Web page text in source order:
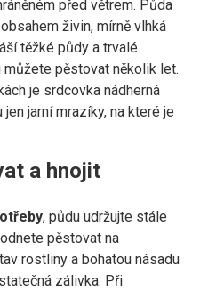
před větrem. Půda
živin, mírně vlhká
těžké půdy a trvalé
pěstovat několik let.
je srdcovka nádherná
jarní mrazíky, na které je
a hnojit
, půdu udržujte stále
pěstovat na
rostliny a bohatou násadu
zálivka. Při